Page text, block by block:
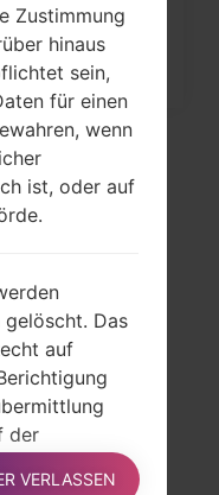
zu
Zustimmung
hinaus
sein,
für einen
wenn
ist, oder auf
Das
auf
der
werden.
VERLASSEN